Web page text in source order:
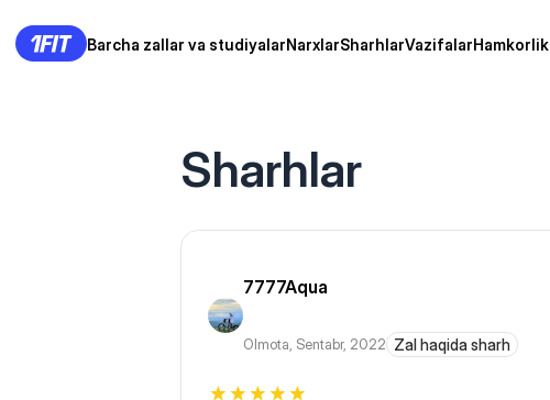
Barcha zallar va studiyalarNarxlarSharhlarVazifalarHamkorlik
Sharhlar
7777Aqua
Olmota, Sentabr, 2022 Zal haqida sharh